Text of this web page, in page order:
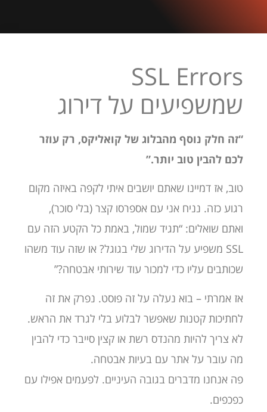
SSL Errors
שמשפיעים על דירוג
“זה חלק נוסף מהבלוג של קואליקס, רק עוזר
לכם להבין טוב יותר.”
טוב, אז דמיינו שאתם יושבים איתי לקפה באיזה מקום
רגוע כזה. נניח אני עם אספרסו קצר (בלי סוכר),
ואתם שואלים: “תגיד שמול, באמת כל הקטע הזה עם
SSL משפיע על הדירוג שלי בגוגל? או שזה עוד משהו
שכותבים עליו כדי למכור עוד שירותי אבטחה?”
אז אמרתי – בוא נעלה על זה פוסט. נפרק את זה
לחתיכות קטנות שאפשר לבלוע בלי לגרד את הראש.
לא צריך להיות מהנדס רשת או קצין סייבר כדי להבין
מה עובר על אתר עם בעיות אבטחה.
פה אנחנו מדברים בגובה העיניים. לפעמים אפילו עם
כפכפים.